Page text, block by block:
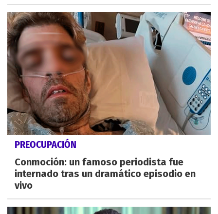
PREOCUPACIÓN
Conmoción: un famoso periodista fue
internado tras un dramático episodio en
vivo